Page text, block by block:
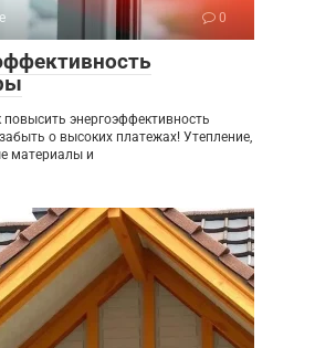
0
повысить энергоэффективность
о высоких платежах! Утепление,
материалы и